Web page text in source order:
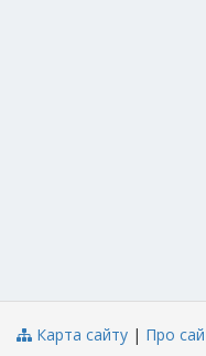
Карта сайту | Про